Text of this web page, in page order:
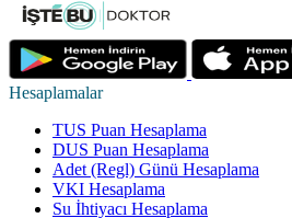
Hesaplamalar
TUS Puan Hesaplama
DUS Puan Hesaplama
Adet (Regl) Günü Hesaplama
VKI Hesaplama
Su İhtiyacı Hesaplama